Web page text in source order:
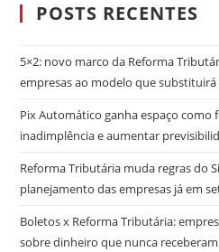
POSTS RECENTES
5×2: novo marco da Reforma
empresas ao modelo que
Pix Automático ganha espaço como
inadimplência e aumentar
Reforma Tributária muda regras do
planejamento das empresas já em
Boletos x Reforma Tributária:
sobre dinheiro que nunca receberam